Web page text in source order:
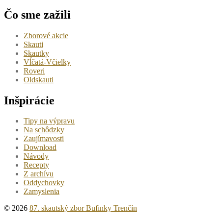
Čo sme zažili
Zborové akcie
Skauti
Skautky
Vĺčatá-Včielky
Roveri
Oldskauti
Inšpirácie
Tipy na výpravu
Na schôdzky
Zaujímavosti
Download
Návody
Recepty
Z archívu
Oddychovky
Zamyslenia
© 2026 87. skautský zbor Bufinky Trenčín